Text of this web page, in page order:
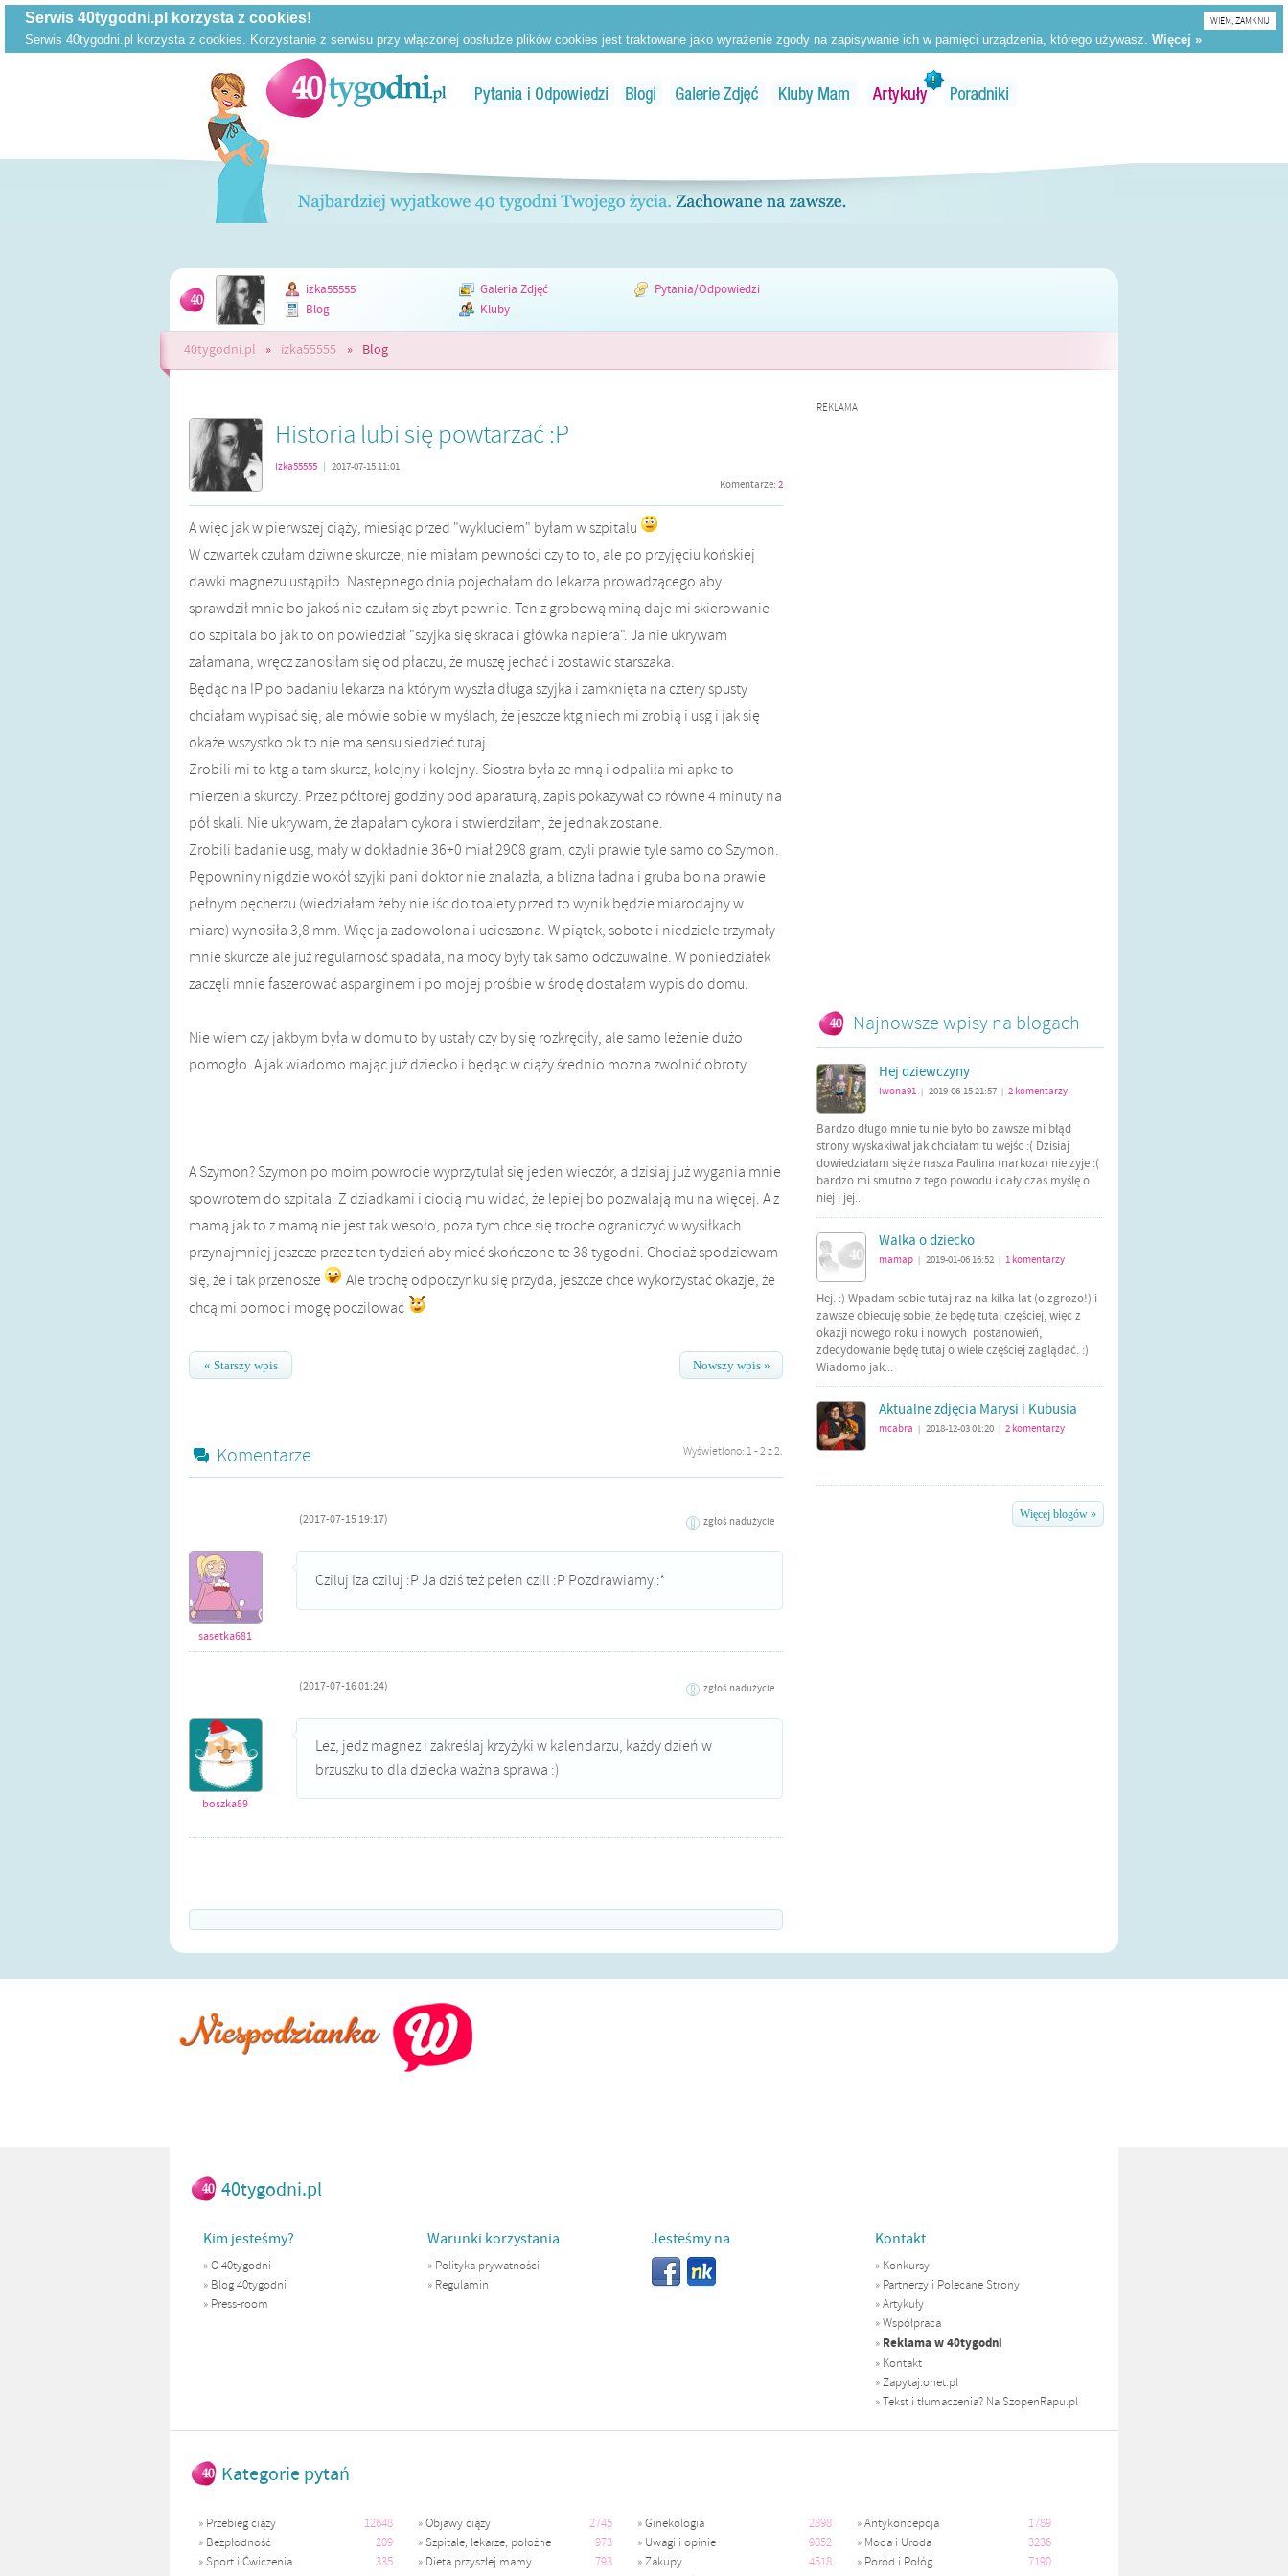
WIEM, ZAMKNIJ
izka55555 Galeria Zdjęć
Pytania/Odpowiedzi
Blog
Kluby
40tygodni.pl » izka55555 » Blog
Historia lubi się powtarzać :P
izka55555 | 2017-07-15 11:01
Komentarze: 2
A więc jak w pierwszej ciąży, miesiąc przed "wykluciem" byłam w szpitalu
W czwartek czułam dziwne skurcze, nie miałam pewności czy to to, ale po przyjęciu końskiej
dawki magnezu ustąpiło. Następnego dnia pojechałam do lekarza prowadzącego aby
sprawdził mnie bo jakoś nie czułam się zbyt pewnie. Ten z grobową miną daje mi skierowanie
do szpitala bo jak to on powiedział "szyjka się skraca i główka napiera". Ja nie ukrywam
załamana, wręcz zanosiłam się od płaczu, że muszę jechać i zostawić starszaka.
Będąc na IP po badaniu lekarza na którym wyszła długa szyjka i zamknięta na cztery spusty
chciałam wypisać się, ale mówie sobie w myślach, że jeszcze ktg niech mi zrobią i usg i jak się
okaże wszystko ok to nie ma sensu siedzieć tutaj.
Zrobili mi to ktg a tam skurcz, kolejny i kolejny. Siostra była ze mną i odpaliła mi apke to
mierzenia skurczy. Przez półtorej godziny pod aparaturą, zapis pokazywał co równe 4 minuty na
pół skali. Nie ukrywam, że złapałam cykora i stwierdziłam, że jednak zostane.
Zrobili badanie usg, mały w dokładnie 36+0 miał 2908 gram, czyli prawie tyle samo co Szymon.
Pępowniny nigdzie wokół szyjki pani doktor nie znalazła, a blizna ładna i gruba bo na prawie
pełnym pęcherzu (wiedziałam żeby nie iśc do toalety przed to wynik będzie miarodajny w
miare) wynosiła 3,8 mm. Więc ja zadowolona i ucieszona. W piątek, sobote i niedziele trzymały
mnie skurcze ale już regularność spadała, na mocy były tak samo odczuwalne. W poniedziałek
zaczęli mnie faszerować asparginem i po mojej prośbie w środę dostałam wypis do domu.
Nie wiem czy jakbym była w domu to by ustały czy by się rozkręciły, ale samo leżenie dużo
pomogło. A jak wiadomo mając już dziecko i będąc w ciąży średnio można zwolnić obroty.
A Szymon? Szymon po moim powrocie wyprzytulał się jeden wieczór, a dzisiaj już wygania mnie
spowrotem do szpitala. Z dziadkami i ciocią mu widać, że lepiej bo pozwalają mu na więcej. A z
mamą jak to z mamą nie jest tak wesoło, poza tym chce się troche ograniczyć w wysiłkach
przynajmniej jeszcze przez ten tydzień aby mieć skończone te 38 tygodni. Chociaż spodziewam
się, że i tak przenosze
Ale trochę odpoczynku się przyda, jeszcze chce wykorzystać okazje, że
chcą mi pomoc i mogę poczilować
Nowszy wpis »
« Starszy wpis
Komentarze Wyświetlono: 1 - 2 z 2.
(2017-07-15 19:17) zgłoś nadużycie
sasetka681
Cziluj Iza cziluj :P Ja dziś też pełen czill :P Pozdrawiamy :*
(2017-07-16 01:24) zgłoś nadużycie
boszka89
Leż, jedz magnez i zakreślaj krzyżyki w kalendarzu, każdy dzień w
brzuszku to dla dziecka ważna sprawa :)
REKLAMA
Najnowsze wpisy na blogach
Hej dziewczyny
iwona91 2019-06-15 21:57 2 komentarzy
Bardzo długo mnie tu nie było bo zawsze mi błąd
strony wyskakiwał jak chciałam tu wejśc :( Dzisiaj
dowiedziałam się że nasza Paulina (narkoza) nie zyje :(
bardzo mi smutno z tego powodu i cały czas myślę o
niej i jej...
Walka o dziecko
mamap 2019-01-06 16:52 1 komentarzy
Hej. :) Wpadam sobie tutaj raz na kilka lat (o zgrozo!) i
zawsze obiecuję sobie, że będę tutaj częściej, więc z
okazji nowego roku i nowych postanowień,
zdecydowanie będę tutaj o wiele częściej zaglądać. :)
Wiadomo jak...
Aktualne zdjęcia Marysi i Kubusia
mcabra 2018-12-03 01:20 2 komentarzy
Więcej blogów »
40tygodni.pl
Kim jesteśmy?
»O 40tygodni
» Blog 40tygodni
» Press-room
Warunki korzystania
» Polityka prywatności
» Regulamin
Jesteśmy na Kontakt
» Konkursy
» Partnerzy i Polecane Strony
»Artykuły
»Współpraca
» Reklama w 40tygodni
» Kontakt
»Zapytaj.onet.pl
»Tekst i tłumaczenia? Na SzopenRapu.pl
Kategorie pytań
» Przebieg ciąży 12648 »Objawy ciąży 2745 »Ginekologia 2898 »Antykoncepcja
1789
» Bezpłodność 209 »Szpitale, lekarze, położne 973 » Uwagi i opinie 9852 » Moda i Uroda
3236
»Sport i Ćwiczenia 335 » Dieta przyszłej mamy 793 »Zakupy 4518 » Poród i Połóg
7190